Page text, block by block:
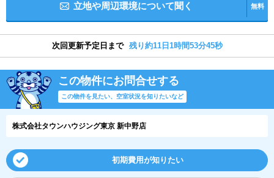
立地や周辺環境について聞く 無料
次回更新予定日まで 残り約11日1時間53分44秒
この物件にお問合せする
この物件を見たい、空室状況を知りたいなど
株式会社タウンハウジング東京 新中野店
初期費用が知りたい